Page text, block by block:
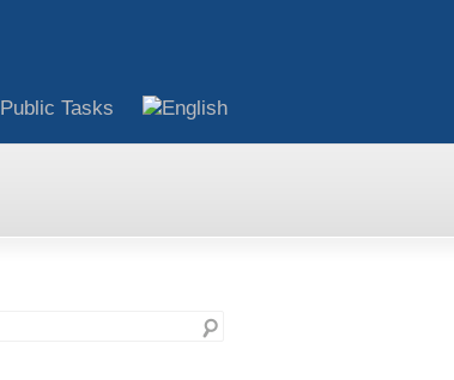
Public Tasks